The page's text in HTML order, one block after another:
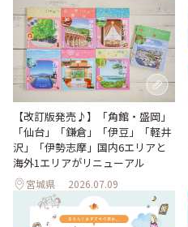
【改訂版発売♪】「角館・盛岡」
「仙台」「鎌倉」「伊豆」「軽井
沢」「伊勢志摩」国内6エリアと
海外1エリアがリニューアル
宮城県 2026.07.09